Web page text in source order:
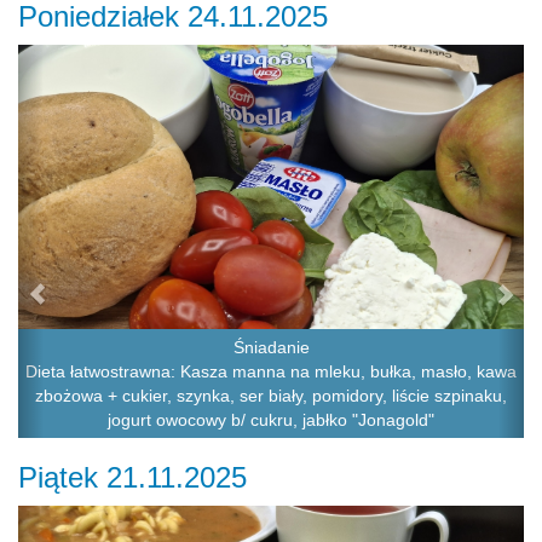
Poniedziałek 24.11.2025
Śniadanie
Dieta łatwostrawna: Kasza manna na mleku, bułka, masło, kawa
zbożowa + cukier, szynka, ser biały, pomidory, liście szpinaku,
jogurt owocowy b/ cukru, jabłko "Jonagold"
Previous
Piątek 21.11.2025
Previous